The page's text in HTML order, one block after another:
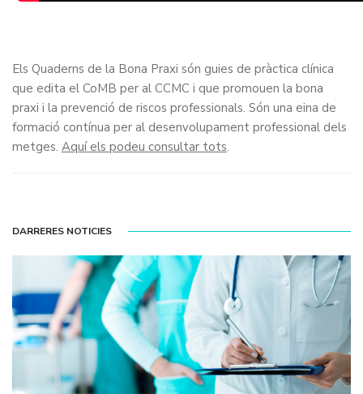
Els Quaderns de la Bona Praxi són guies de pràctica clínica
que edita el CoMB per al CCMC i que promouen la bona
praxi i la prevenció de riscos professionals. Són una eina de
formació contínua per al desenvolupament professional dels
metges. Aquí els podeu consultar tots.
DARRERES NOTICIES